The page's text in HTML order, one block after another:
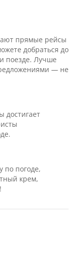
прямые рейсы
добраться до
поезде. Лучше
— не
достигает
по погоде,
крем,